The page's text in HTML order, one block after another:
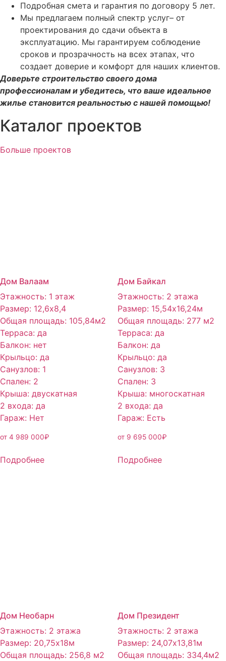
Подробная смета и гарантия по договору 5 лет.
Мы предлагаем полный спектр услуг– от
проектирования до сдачи объекта в
эксплуатацию. Мы гарантируем соблюдение
сроков и прозрачность на всех этапах, что
создает доверие и комфорт для наших клиентов.
Доверьте строительство своего дома
профессионалам и убедитесь, что ваше идеальное
жилье становится реальностью с нашей помощью!
Каталог проектов
Больше проектов
Дом Валаам
Этажность: 1 этаж
Размер: 12,6х8,4
Общая площадь: 105,84м2
Терраса: да
Балкон: нет
Крыльцо: да
Санузлов: 1
Спален: 2
Крыша: двускатная
2 входа: да
Гараж: Нет
от 4 989 000₽
Подробнее
Дом Байкал
Этажность: 2 этажа
Размер: 15,54х16,24м
Общая площадь: 277 м2
Терраса: да
Балкон: да
Крыльцо: да
Санузлов: 3
Спален: 3
Крыша: многоскатная
2 входа: да
Гараж: Есть
от 9 695 000₽
Подробнее
Дом Необарн
Этажность: 2 этажа
Размер: 20,75х18м
Общая площадь: 256,8 м2
Дом Президент
Этажность: 2 этажа
Размер: 24,07х13,81м
Общая площадь: 334,4м2